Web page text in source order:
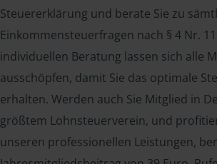
Steuererklärung und berate Sie zu
Einkommensteuerfragen nach § 4 Nr.
individuellen Beratung lassen sich alle
ausschöpfen, damit Sie das optimale
erhalten. Werden auch Sie Mitglied in
größtem Lohnsteuerverein, und
unseren professionellen Leistungen,